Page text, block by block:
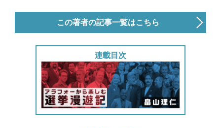
この著者の記事一覧はこちら
連載目次